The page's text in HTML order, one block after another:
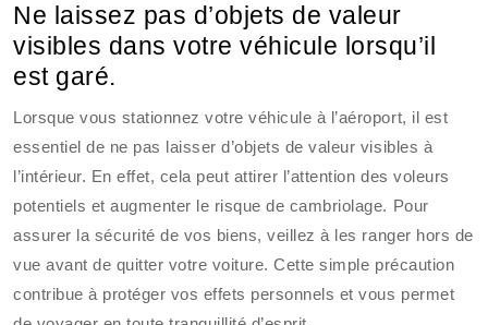
Ne laissez pas d’objets de valeur
visibles dans votre véhicule lorsqu’il
est garé.
Lorsque vous stationnez votre véhicule à l’aéroport, il est
essentiel de ne pas laisser d’objets de valeur visibles à
l’intérieur. En effet, cela peut attirer l’attention des voleurs
potentiels et augmenter le risque de cambriolage. Pour
assurer la sécurité de vos biens, veillez à les ranger hors de
vue avant de quitter votre voiture. Cette simple précaution
contribue à protéger vos effets personnels et vous permet